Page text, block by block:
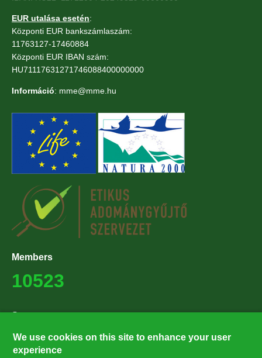
EUR utalása esetén:
Központi EUR bankszámlaszám:
11763127-17460884
Központi EUR IBAN szám:
HU71117631271746088400000000
Információ: mme@mme.hu
Members
10523
Supporters
27224
We use cookies on this site to enhance your user
experience